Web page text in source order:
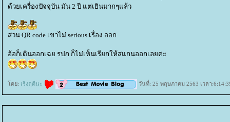
ด้วยเครื่องปัจจุบัน มัน 2 ปี แต่เยินมากๆแล้ว
ส่วน QR code เขาไม่ serious เรื่อง ออก
อ้อก็เดินออกเฉย รปภ ก็ไม่เห็นเรียกให้สแกนออกเลยค่ะ
ดย: เริงฤดีนะ วันที่: 25 พฤษภาคม 2563 เวลา